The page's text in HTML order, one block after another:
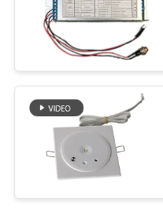
CONTATTICI
RICHIEDA
UNA
CITAZIONE
MAPPA
Luce di
messa
luci di